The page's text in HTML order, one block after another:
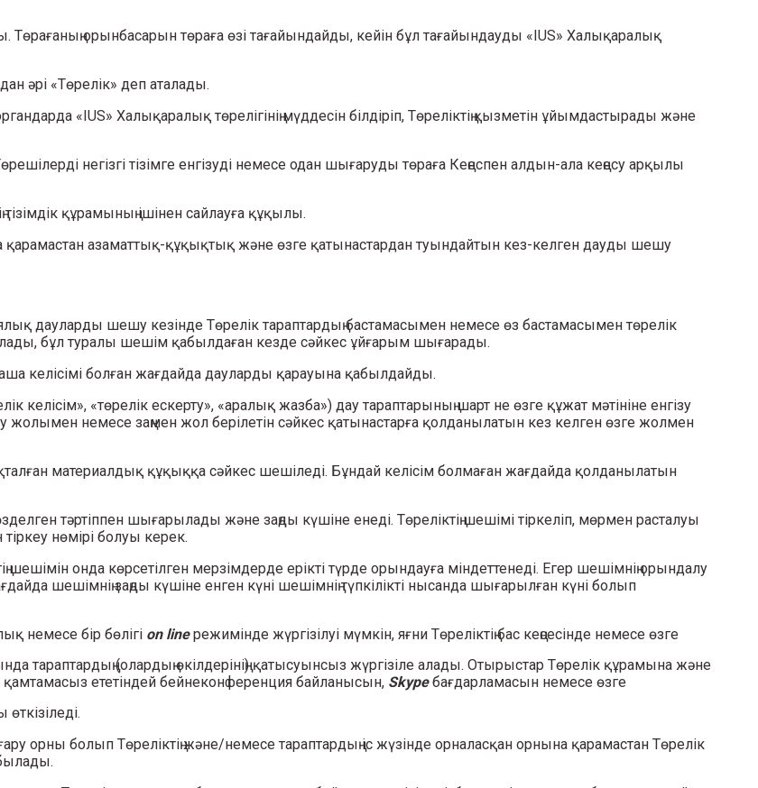
Төрағаның орынбасарын төраға өзі тағайындайды, кейін бұл тағайындауды «IUS» Халықаралық
әрі «Төрелік» деп аталады.
«IUS» Халықаралық төрелігінің мүддесін білдіріп, Төреліктің қызметін ұйымдастырады және
негізгі тізімге енгізуді немесе одан шығаруды төраға Кеңеспен алдын-ала кеңесу арқылы
құрамының ішінен сайлауға құқылы.
қарамастан азаматтық-құқықтық және өзге қатынастардан туындайтын кез-келген дауды шешу
дауларды шешу кезінде Төрелік тараптардың бастамасымен немесе өз бастамасымен төрелік
бұл туралы шешім қабылдаған кезде сәйкес ұйғарым шығарады.
келісімі болған жағдайда дауларды қарауына қабылдайды.
келісім», «төрелік ескерту», «аралық жазба») дау тараптарының шарт не өзге құжат мәтініне енгізу
немесе заңмен жол берілетін сәйкес қатынастарға қолданылатын кез келген өзге жолмен
материалдық құқыққа сәйкес шешіледі. Бұндай келісім болмаған жағдайда қолданылатын
тәртіппен шығарылады және заңды күшіне енеді. Төреліктің шешімі тіркеліп, мөрмен расталуы
нөмірі болуы керек.
шешімін онда көрсетілген мерзімдерде ерікті түрде орындауға міндеттенеді. Егер шешімнің орындалу
шешімнің заңды күшіне енген күні шешімнің түпкілікті нысанда шығарылған күні болып
немесе бір бөлігі on lineрежимінде жүргізілуі мүмкін, яғни Төреліктің бас кеңсесінде немесе өзге
тараптардың (олардың өкілдерінің) қатысуынсыз жүргізіле алады. Отырыстар Төрелік құрамына және
қамтамасыз ететіндей бейнеконференция байланысын, Skypeбағдарламасын немесе өзге
болып Төреліктің және/немесе тараптардың іс жүзінде орналасқан орнына қарамастан Төрелік